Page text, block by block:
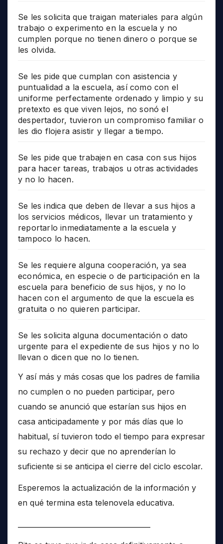
Se les solicita que traigan materiales para algún
trabajo o experimento en la escuela y no
cumplen porque no tienen dinero o porque se
les olvida.
Se les pide que cumplan con asistencia y
puntualidad a la escuela, así como con el
uniforme perfectamente ordenado y limpio y su
pretexto es que viven lejos, no sonó el
despertador, tuvieron un compromiso familiar o
les dio flojera asistir y llegar a tiempo.
Se les pide que trabajen en casa con sus hijos
para hacer tareas, trabajos u otras actividades
y no lo hacen.
Se les indica que deben de llevar a sus hijos a
los servicios médicos, llevar un tratamiento y
reportarlo inmediatamente a la escuela y
tampoco lo hacen.
Se les requiere alguna cooperación, ya sea
económica, en especie o de participación en la
escuela para beneficio de sus hijos, y no lo
hacen con el argumento de que la escuela es
gratuita o no quieren participar.
Se les solicita alguna documentación o dato
urgente para el expediente de sus hijos y no lo
llevan o dicen que no lo tienen.
Y así más y más cosas que los padres de familia
no cumplen o no pueden participar, pero
cuando se anunció que estarían sus hijos en
casa anticipadamente y por más días que lo
habitual, sí tuvieron todo el tiempo para expresar
su rechazo y decir que no aprenderían lo
suficiente si se anticipa el cierre del ciclo escolar.
Esperemos la actualización de la información y
en qué termina esta telenovela educativa.